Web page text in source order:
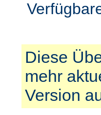
Diese
mehr
Version